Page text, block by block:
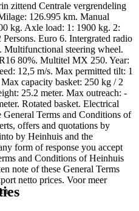
zittend Centrale vergrendeling
126.995 km. Manual
kg. Axle load: 1: 1900 kg. 2:
Euro 6. Intergrated radio
steering wheel.
80%. Multitel MX 250. Year:
12,5 m/s. Max permitted tilt: 1
capacity basket: 250 kg / 2
25.2 meter. Max outreach: -
Rotated basket. Electrical
Terms and Conditions of
offers and quotations by
by Heinhuis and the
form of response you accept
and Conditions of Heinhuis
note of these General Terms
netto prices. Voor meer